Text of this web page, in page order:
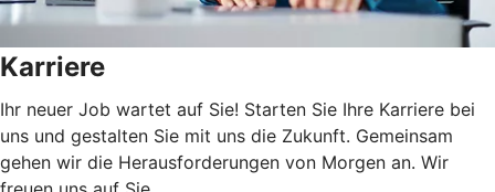
Karriere
Ihr neuer Job wartet auf Sie! Starten Sie Ihre Karriere bei
uns und gestalten Sie mit uns die Zukunft. Gemeinsam
gehen wir die Herausforderungen von Morgen an. Wir